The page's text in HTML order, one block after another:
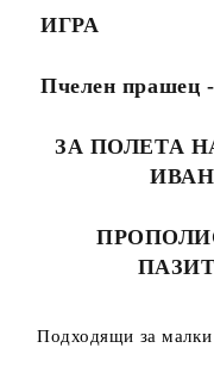
ИГРА
Пчелен прашец
ЗА ПОЛЕТА
Подходящи за